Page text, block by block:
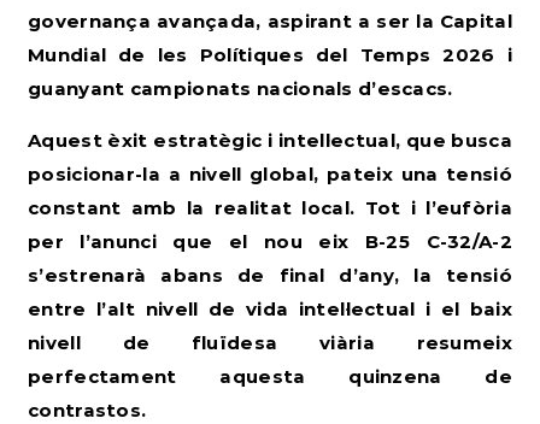
governança avançada, aspirant a ser la Capital
Mundial de les Polítiques del Temps 2026 i
guanyant campionats nacionals d’escacs.
Aquest èxit estratègic i intel·lectual, que busca
posicionar-la a nivell global, pateix una tensió
constant amb la realitat local. Tot i l’eufòria
per l’anunci que el nou eix B-25 C-32/A-2
s’estrenarà abans de final d’any, la tensió
entre l’alt nivell de vida intel·lectual i el baix
nivell de fluïdesa viària resumeix
perfectament aquesta quinzena de
contrastos.